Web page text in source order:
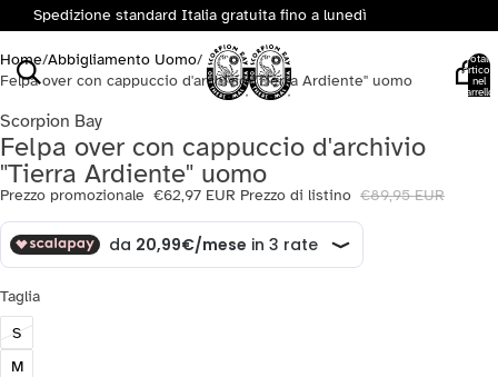
Spedizione standard Italia gratuita fino a lunedì
Totale
articoli
nel
carrello:
Home/Abbigliamento Uomo/
Felpa over con cappuccio d'archivio "Tierra Ardiente" uomo
Scorpion Bay
Felpa over con cappuccio d'archivio
"Tierra Ardiente" uomo
Prezzo promozionale €62,97 EUR Prezzo di listino €89,95 EUR
Taglia
S
M